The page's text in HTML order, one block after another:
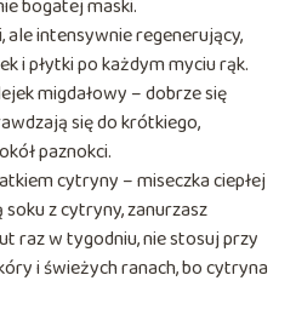
bogatej maski.
intensywnie regenerujący,
i płytki po każdym myciu rąk.
migdałowy – dobrze się
się do krótkiego,
paznokci.
cytryny – miseczka ciepłej
soku z cytryny, zanurzasz
raz w tygodniu, nie stosuj przy
i świeżych ranach, bo cytryna